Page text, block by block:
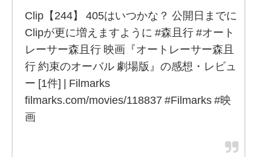
Clip【244】 405はいつかな？ 公開日までに
Clipが更に増えますように #森且行 #オート
レーサー森且行 映画『オートレーサー森且
行 約束のオーバル 劇場版』の感想・レビュ
ー [1件] | Filmarks
filmarks.com/movies/118837 #Filmarks #映
画